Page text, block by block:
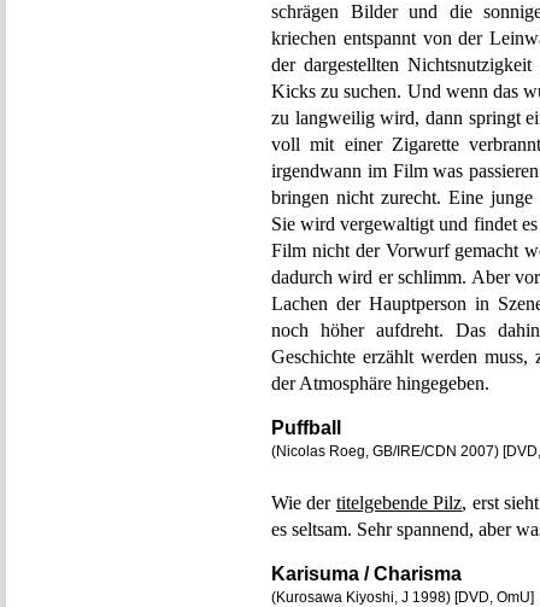
schrägen Bilder und die
kriechen entspannt von der
der dargestellten
Kicks zu suchen. Und wenn das
zu langweilig wird, dann springt
voll mit einer Zigarette
irgendwann im Film was
bringen nicht zurecht. Eine
Sie wird vergewaltigt und findet
Film nicht der Vorwurf gemacht
dadurch wird er schlimm. Aber
Lachen der Hauptperson in
noch höher aufdreht. Das
Geschichte erzählt werden
der Atmosphäre hingegeben.
Puffball
(Nicolas Roeg, GB/IRE/CDN 2007)
Wie der titelgebende Pilz, erst
es seltsam. Sehr spannend, aber
Karisuma / Charisma
(Kurosawa Kiyoshi, J 1998) [DVD, OmU]